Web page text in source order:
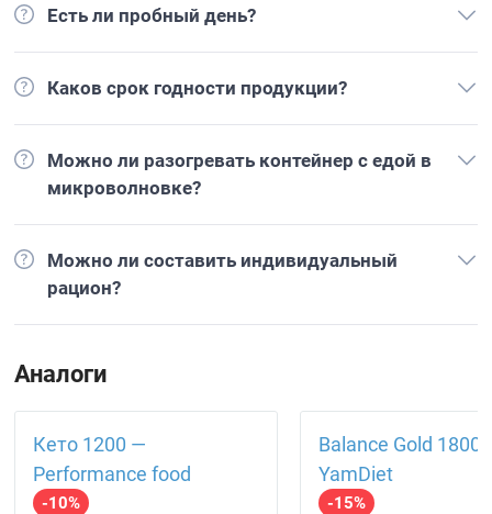
Есть ли пробный день?
Каков срок годности продукции?
Можно ли разогревать контейнер с едой в
микроволновке?
Можно ли составить индивидуальный
рацион?
Аналоги
Кето 1200 —
Performance food
-10%
Balance Gold 1800
YamDiet
-15%